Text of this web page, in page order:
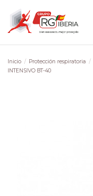
Inicio Protección respiratoria
INTENSIVO BT-40